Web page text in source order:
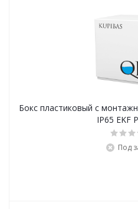
Бокс пластиковый с
IP65 EKF
Под